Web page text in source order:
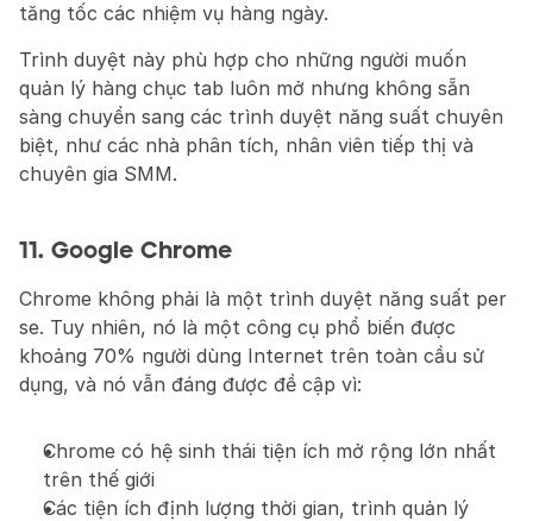
tăng tốc các nhiệm vụ hàng ngày.
Trình duyệt này phù hợp cho những người muốn
quản lý hàng chục tab luôn mở nhưng không sẵn
sàng chuyển sang các trình duyệt năng suất chuyên
biệt, như các nhà phân tích, nhân viên tiếp thị và
chuyên gia SMM.
11. Google Chrome
Chrome không phải là một trình duyệt năng suất per
se. Tuy nhiên, nó là một công cụ phổ biến được
khoảng 70% người dùng Internet trên toàn cầu sử
dụng, và nó vẫn đáng được đề cập vì:
Chrome có hệ sinh thái tiện ích mở rộng lớn nhất
trên thế giới
Các tiện ích định lượng thời gian, trình quản lý